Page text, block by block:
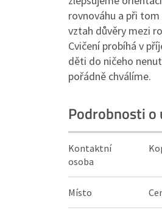
rovnováhu a při
vztah důvěry mezi
Cvičení probíhá v
děti do ničeho
pořádně chválíme.
Podrobnosti o
Kontaktní
osoba
Místo